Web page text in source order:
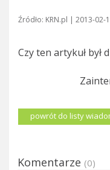
Źródło: KRN.pl | 2013-02-
Czy ten artykuł był
powrót do listy
Komentarze (0)